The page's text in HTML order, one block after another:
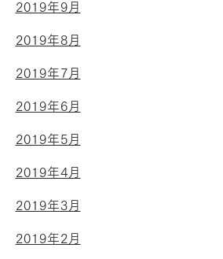
2019年9月
2019年8月
2019年7月
2019年6月
2019年5月
2019年4月
2019年3月
2019年2月